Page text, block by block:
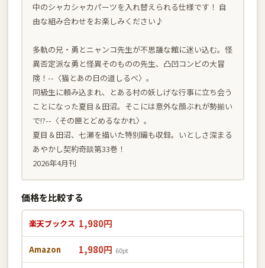
中のシャカシャカパーツを入れ替えられる仕様です！ 自
由な組み合わせをお楽しみください♪
多軌の兄・勇とニャンコ先生が不思議な館に迷い込む。怪
異否定派な勇と怪異そのものの先生、凸凹コンビの大冒
険！--〈猫とあの日の道しるべ〉。
同級生に頼み込まれ、とある村の妖しげな行事に立ち会う
ことになった夏目＆田沼。そこには意外な顔ぶれが勢揃い
で!?--〈その匣とどめるなかれ〉。
夏目＆田沼、七瀬を描いた特別編も収録。いとしさ深まる
あやかし契約奇談第33巻！
2026年4月刊
価格を比較する
楽天ブックス 1,980円
Amazon 1,980円 60pt